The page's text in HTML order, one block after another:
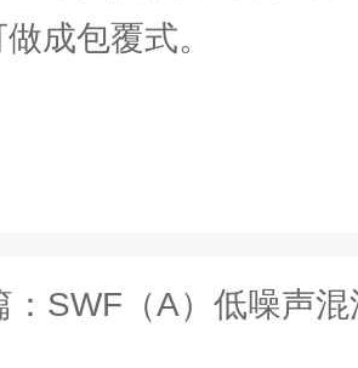
成包覆式。
SWF（A）低噪声